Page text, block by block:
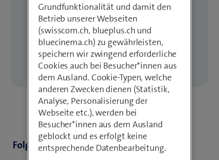
Wo und wie dürfen Schulensensible
Schülerdaten speichern?
Warum ist einIT-Backupwichtig und welche
Möglichkeiten gibt es für Schulen?
Was ist bei einemDatendiebstahlzu tun?
Folgende Medien finden Sie auf dieser Seite
Grundfunktionalität und damit den
Betrieb unserer Webseiten
(swisscom.ch, blueplus.ch und
bluecinema.ch) zu gewährleisten,
speichern wir zwingend erforderliche
Cookies auch bei Besucher*innen aus
dem Ausland. Cookie-Typen, welche
anderen Zwecken dienen (Statistik,
Analyse, Personalisierung der
Webseite etc.), werden bei
Besucher*innen aus dem Ausland
geblockt und es erfolgt keine
entsprechende Datenbearbeitung.